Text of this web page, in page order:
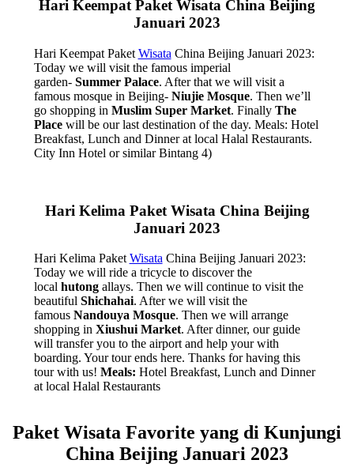
Hari Keempat Paket Wisata China Beijing
Januari 2023
Hari Keempat Paket Wisata China Beijing Januari 2023:
Today we will visit the famous imperial
garden- Summer Palace. After that we will visit a
famous mosque in Beijing- Niujie Mosque. Then we’ll
go shopping in Muslim Super Market. Finally The
Placewill be our last destination of the day. Meals: Hotel
Breakfast, Lunch and Dinner at local Halal Restaurants.
City Inn Hotel or similar Bintang 4)
Hari Kelima Paket Wisata China Beijing
Januari 2023
Hari Kelima Paket Wisata China Beijing Januari 2023:
Today we will ride a tricycle to discover the
local hutong allays. Then we will continue to visit the
beautiful Shichahai. After we will visit the
famous Nandouya Mosque. Then we will arrange
shopping in Xiushui Market. After dinner, our guide
will transfer you to the airport and help your with
boarding. Your tour ends here. Thanks for having this
tour with us! Meals: Hotel Breakfast, Lunch and Dinner
at local Halal Restaurants
Paket Wisata Favorite yang di Kunjungi
China Beijing Januari 2023